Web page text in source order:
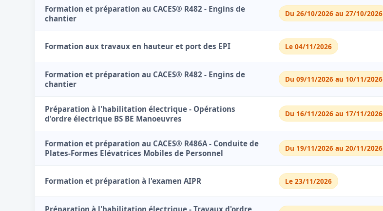
Formation et préparation au CACES® R482 - Engins de
chantier
Du 26/10/2026 au 27/10/2026
Formation aux travaux en hauteur et port des EPI Le 04/11/2026
Formation et préparation au CACES® R482 - Engins de
chantier
Du 09/11/2026 au 10/11/2026
Préparation à l'habilitation électrique - Opérations
d'ordre électrique BS BE Manoeuvres
Du 16/11/2026 au 17/11/2026
Formation et préparation au CACES® R486A - Conduite de
Plates-Formes Elévatrices Mobiles de Personnel
Du 19/11/2026 au 20/11/2026
Formation et préparation à l'examen AIPR Le 23/11/2026
Préparation à l'habilitation électrique - Travaux d'ordre